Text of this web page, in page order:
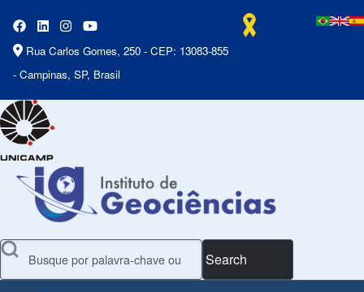
Rua Carlos Gomes, 250 - CEP: 13083-855
- Campinas, SP, Brasil
Search